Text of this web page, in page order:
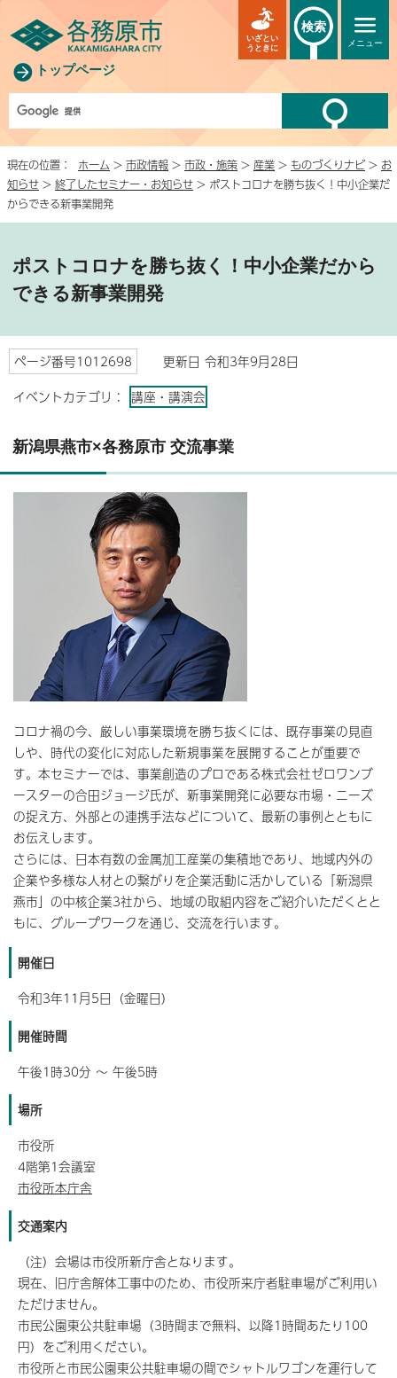
トップページ
メニュー
いざとい
うときに
検索
現在の位置： ホーム > 市政情報 > 市政・施策 > 産業 > ものづくりナビ> お
知らせ > 終了したセミナー・お知らせ > ポストコロナを勝ち抜く！中小企業だ
からできる新事業開発
ポストコロナを勝ち抜く！中小企業だから
できる新事業開発
ページ番号1012698
更新日 令和3年9月28日
イベントカテゴリ： 講座・講演会
新潟県燕市×各務原市 交流事業
コロナ禍の今、厳しい事業環境を勝ち抜くには、既存事業の見直
しや、時代の変化に対応した新規事業を展開することが重要で
す。本セミナーでは、事業創造のプロである株式会社ゼロワンブ
ースターの合田ジョージ氏が、新事業開発に必要な市場・ニーズ
の捉え方、外部との連携手法などについて、最新の事例とともに
お伝えします。
さらには、日本有数の金属加工産業の集積地であり、地域内外の
企業や多様な人材との繋がりを企業活動に活かしている「新潟県
燕市」の中核企業3社から、地域の取組内容をご紹介いただくとと
もに、グループワークを通じ、交流を行います。
開催日
令和3年11月5日（金曜日）
開催時間
午後1時30分 ～ 午後5時
場所
市役所
4階第1会議室
市役所本庁舎
交通案内
（注）会場は市役所新庁舎となります。
現在、旧庁舎解体工事中のため、市役所来庁者駐車場がご利用い
ただけません。
市民公園東公共駐車場（3時間まで無料、以降1時間あたり100
円）をご利用ください。
市役所と市民公園東公共駐車場の間でシャトルワゴンを運行して